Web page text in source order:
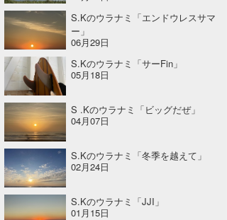
S.Kのウラナミ「エンドウレスサマ
ー」
06月29日
S.Kのウラナミ「サーFin」
05月18日
S .Kのウラナミ「ビッグだぜ」
04月07日
S.Kのウラナミ「冬季を越えて」
02月24日
S.Kのウラナミ「JJI」
01月15日